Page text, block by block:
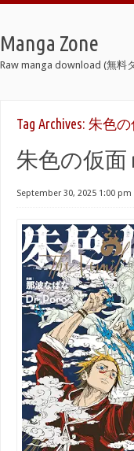
Manga Zone
Raw manga download (無料
Tag Archives: 朱色の
朱色の仮面
September 30, 2025 1:00 pm